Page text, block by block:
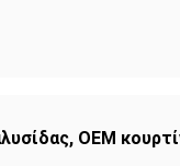
, OEM